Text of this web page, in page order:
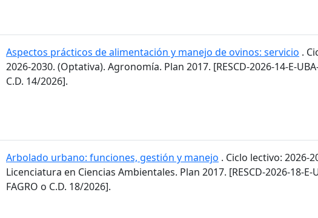
Aspectos prácticos de alimentación y manejo de ovinos: servicio .
2026-2030. (Optativa). Agronomía. Plan 2017. [RESCD-2026-14-E-
C.D. 14/2026].
Arbolado urbano: funciones, gestión y manejo . Ciclo lectivo: 2026-
Licenciatura en Ciencias Ambientales. Plan 2017. [RESCD-2026-18-E-
FAGRO o C.D. 18/2026].